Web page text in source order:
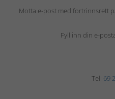
Motta e-post med fortrinnsrett
Fyll inn din e-
Tel: 69